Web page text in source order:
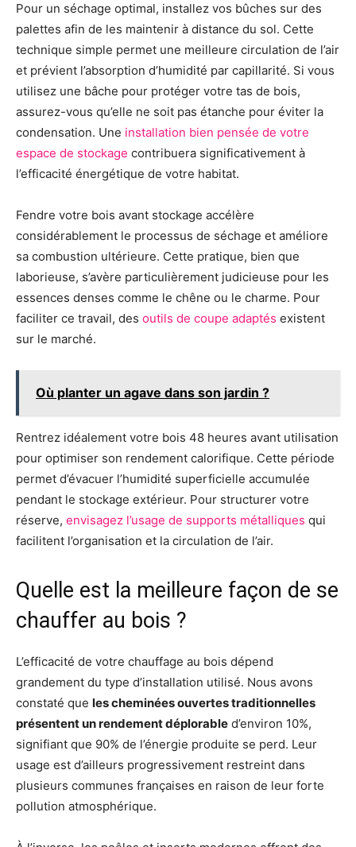
Pour un séchage optimal, installez vos bûches sur des
palettes afin de les maintenir à distance du sol. Cette
technique simple permet une meilleure circulation de l’air
et prévient l’absorption d’humidité par capillarité. Si vous
utilisez une bâche pour protéger votre tas de bois,
assurez-vous qu’elle ne soit pas étanche pour éviter la
condensation. Une installation bien pensée de votre
espace de stockage contribuera significativement à
l’efficacité énergétique de votre habitat.
Fendre votre bois avant stockage accélère
considérablement le processus de séchage et améliore
sa combustion ultérieure. Cette pratique, bien que
laborieuse, s’avère particulièrement judicieuse pour les
essences denses comme le chêne ou le charme. Pour
faciliter ce travail, des outils de coupe adaptés existent
sur le marché.
Où planter un agave dans son jardin ?
Rentrez idéalement votre bois 48 heures avant utilisation
pour optimiser son rendement calorifique. Cette période
permet d’évacuer l’humidité superficielle accumulée
pendant le stockage extérieur. Pour structurer votre
réserve, envisagez l’usage de supports métalliques qui
facilitent l’organisation et la circulation de l’air.
Quelle est la meilleure façon de se
chauffer au bois ?
L’efficacité de votre chauffage au bois dépend
grandement du type d’installation utilisé. Nous avons
constaté que les cheminées ouvertes traditionnelles
présentent un rendement déplorable d’environ 10%,
signifiant que 90% de l’énergie produite se perd. Leur
usage est d’ailleurs progressivement restreint dans
plusieurs communes françaises en raison de leur forte
pollution atmosphérique.